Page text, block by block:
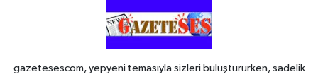
gazetesescom, yepyeni temasıyla sizleri buluştururken, sadelik